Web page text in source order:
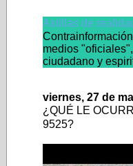
Astillas de
medios
ciudadano y
viernes, 27 de
¿QUÉ LE
9525?